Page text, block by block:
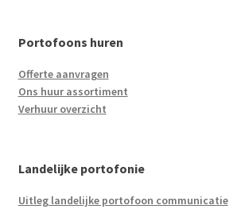
Portofoons huren
Offerte aanvragen
Ons huur assortiment
Verhuur overzicht
Landelijke portofonie
Uitleg landelijke portofoon communicatie